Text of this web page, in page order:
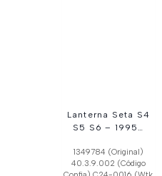
Lanterna Seta S4
S5 S6 – 1995…
1349784 (Original)
40.3.9.002 (Código